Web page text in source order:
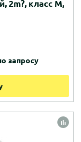
2m?, класс M,
запросу